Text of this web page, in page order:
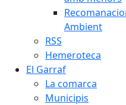
Ambient
RSS
Hemeroteca
El Garraf
La comarca
Municipis